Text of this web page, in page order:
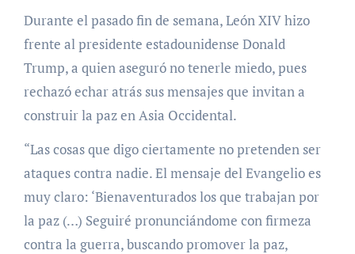
Durante el pasado fin de semana, León XIV hizo
frente al presidente estadounidense Donald
Trump, a quien aseguró no tenerle miedo, pues
rechazó echar atrás sus mensajes que invitan a
construir la paz en Asia Occidental.
“Las cosas que digo ciertamente no pretenden ser
ataques contra nadie. El mensaje del Evangelio es
muy claro: ‘Bienaventurados los que trabajan por
la paz (…) Seguiré pronunciándome con firmeza
contra la guerra, buscando promover la paz,